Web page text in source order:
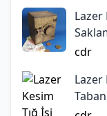
Lazer
cdr
Lazer
Taban